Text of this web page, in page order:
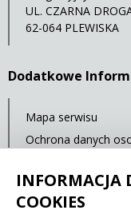
UL. CZARNA
62-064 PLEWISKA
Dodatkowe
Mapa serwisu
Ochrona danych
Ostatnia
INFORMACJA
COOKIES